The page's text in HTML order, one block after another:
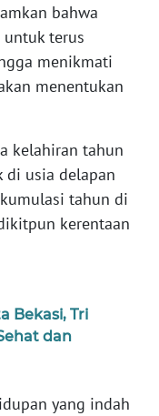
bahwa
terus
menikmati
menentukan
kelahiran tahun
di usia delapan
tahun di
kerentaan
Bekasi, Tri
dan
yang indah